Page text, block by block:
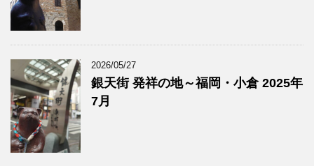
2026/05/27
銀天街 発祥の地～福岡・小倉 2025年
7月